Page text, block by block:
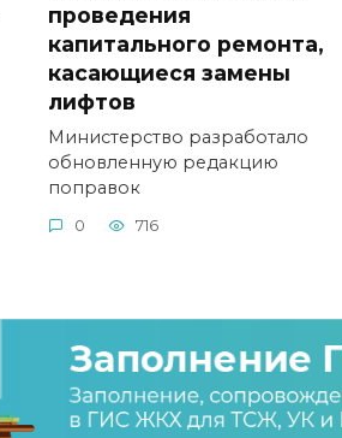
проведения
капитального ремонта,
касающиеся замены
лифтов
Министерство разработало
обновленную редакцию
поправок
0 716